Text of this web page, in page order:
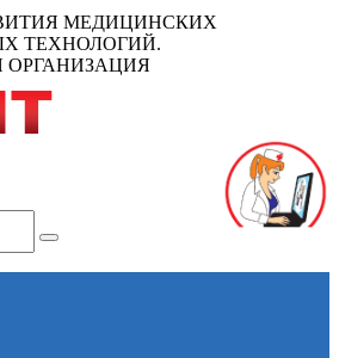
МЕДИЦИНСКИХ
ТЕХНОЛОГИЙ.